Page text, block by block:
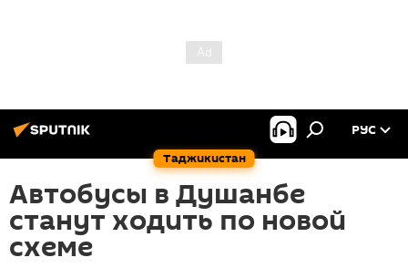
Таджикистан
РУС
Автобусы в Душанбе
станут ходить по новой
схеме